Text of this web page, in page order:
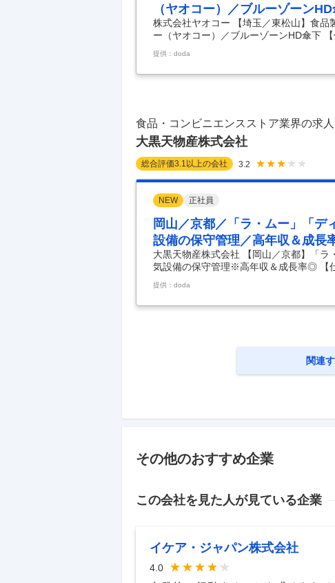
（ヤオコー）／ブルーゾーン
株式会社ヤオコー 【埼玉／東松山】食
ー（ヤオコー）／ブルーゾーンHD傘下
業※主任候補◆食生活提案型スーパー（
内容】 【創業130年超／首都圏に203店
ーマーケット『ヤオコー』運営／37期増
コー』の東松山デリカ生鮮センターに
提供：doda
食品・コンビニエンスストア業界の求人
大黒天物産株式会社
総合評価3.1 以上の会社 3.2
NEW 正社員
岡山／京都／「ラ・ムー」「デ
設備の保守管理／高年収＆成長
大黒天物産株式会社 【岡山／京都】「
気設備の保守管理※高年収＆成長率◎ 【
オ」に並ぶ製品！生産設備及び電気設
容】 ～役職定年無★プライム上場／連結
した最先端流通モデル／在宅勤務（一部
ティーの保全業務及び製造工場に付随
提供：doda
関連
その他のおすすめ企業
この会社を見た人が見ている企業
イケア・ジャパン株式会社
4.0